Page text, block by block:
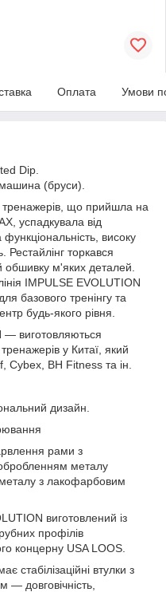
Оплата Умови
Dip
(бруси).
тренажерів, що прийшла на
успадкувала від
високу
Рестайлінг торкався
м'яких деталей.
IMPULSE EVOLUTION
базового тренінгу та
будь-якого рівня.
виготовляються
у Китаї, який
Cybex, BH Fitness та ін.
дизайн.
рами з
металу
з лакофарбовим
виготовлений із
профілів
концерну USA LOOS.
стабілізаційні втулки з
довговічність,